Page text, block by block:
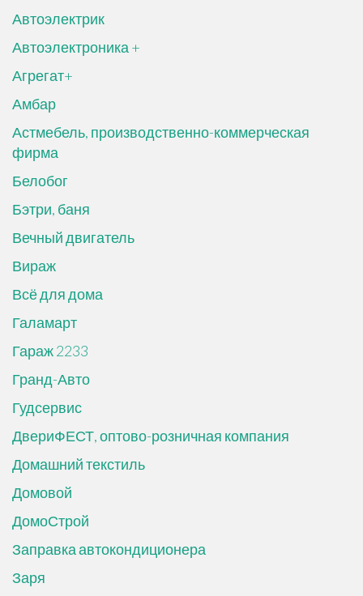
Автоэлектрик
Автоэлектроника +
Агрегат+
Амбар
Астмебель, производственно-коммерческая
фирма
Белобог
Бэтри, баня
Вечный двигатель
Вираж
Всё для дома
Галамарт
Гараж 2233
Гранд-Авто
Гудсервис
ДвериФЕСТ, оптово-розничная компания
Домашний текстиль
Домовой
ДомоСтрой
Заправка автокондиционера
Заря